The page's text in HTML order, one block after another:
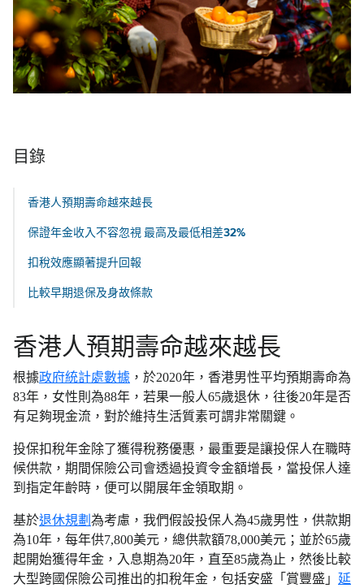
目錄
香港人預期壽命越來越長
保證年金收入不容忽視 最高及最低相差32%
扣稅效應顯著提升回報
比較早期退保及身故條款
香港人預期壽命越來越長
根據政府統計處數據 ，於2020年，香港男性平均預期壽命為
83年，女性則為88年，若果一般人65歲退休，往後20年是否
有足夠現金流，對於維持生活質素可謂非常關鍵。
投保扣稅年金除了獲得稅務優惠，最重要是讓投保人在職時
候供款，期間保險公司會透過投資令金額增長，當投保人達
到指定年齡時，便可以開展年金領取期。
基於退休規劃 為考慮，我們假設投保人為45歲男性，供款期
為10年，每年供7,800美元，總供款額78,000美元；並於65歲
起開始獲得年金，入息期為20年，直至85歲為止，然後比較
大型跨國保險公司推出的扣稅年金，包括安盛「賞豐盛」 延